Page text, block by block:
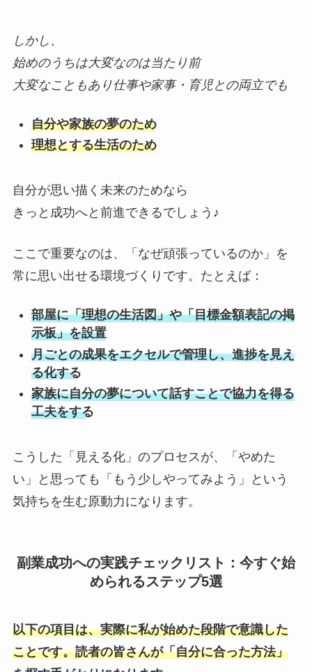
しかし、
始めのうちは大変なのは当たり前
大変なこともあり仕事や家事・育児との両立でも
自分や家族の夢のため
理想とする生活のため
自分が思い描く未来のためなら
きっと成功へと前進できるでしょう♪
ここで重要なのは、「なぜ頑張っているのか」を
常に思い出せる環境づくりです。たとえば：
部屋に「理想の生活図」や「目標金額表記の掲
示板」を設置
月ごとの成果をエクセルで管理し、進捗を見え
る化する
家族に自分の夢について話すことで協力を得る
工夫をする
こうした「見える化」のプロセスが、「やめた
い」と思っても「もう少しやってみよう」という
気持ちを生む原動力になります。
副業成功への実践チェックリスト：今すぐ始
められるステップ5選
以下の項目は、実際に私が始めた段階で意識した
ことです。読者の皆さんが「自分に合った方法」